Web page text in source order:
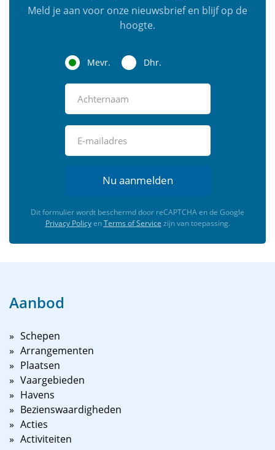
Meld je aan voor onze nieuwsbrief en blijf op de
hoogte.
Mevr. Dhr.
Nu aanmelden
Dit formulier wordt beschermd door reCAPTCHA en de Google
Privacy PolicyenTerms of Service zijn van toepassing.
Aanbod
Schepen
Arrangementen
Plaatsen
Vaargebieden
Havens
Bezienswaardigheden
Acties
Activiteiten